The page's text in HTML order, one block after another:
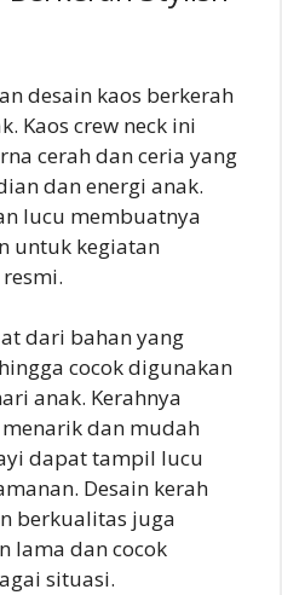
desain kaos berkerah
Kaos crew neck ini
cerah dan ceria yang
dan energi anak.
lucu membuatnya
untuk kegiatan
dari bahan yang
cocok digunakan
anak. Kerahnya
dan mudah
dapat tampil lucu
Desain kerah
berkualitas juga
lama dan cocok
situasi.